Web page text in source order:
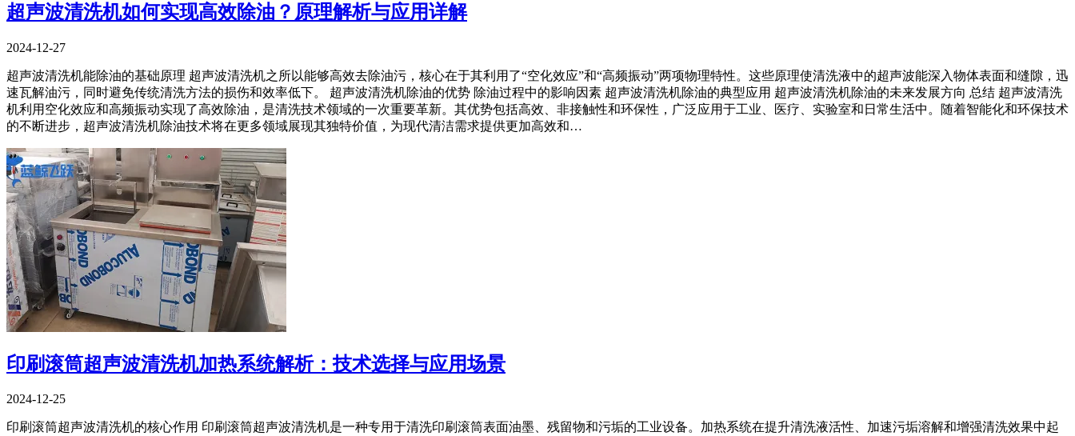
超声波清洗机如何实现高效除油？原理解析与应用详解
2024-12-27
超声波清洗机能除油的基础原理 超声波清洗机之所以能够高效去除油污，核心在于其利用了“空化效应”和“高频振动”两项物理特性。这些原理使清洗液中的超声波能深入物体表面和缝隙，迅
速瓦解油污，同时避免传统清洗方法的损伤和效率低下。 超声波清洗机除油的优势 除油过程中的影响因素 超声波清洗机除油的典型应用 超声波清洗机除油的未来发展方向 总结 超声波清洗
机利用空化效应和高频振动实现了高效除油，是清洗技术领域的一次重要革新。其优势包括高效、非接触性和环保性，广泛应用于工业、医疗、实验室和日常生活中。随着智能化和环保技术
的不断进步，超声波清洗机除油技术将在更多领域展现其独特价值，为现代清洁需求提供更加高效和…
印刷滚筒超声波清洗机加热系统解析：技术选择与应用场景
2024-12-25
印刷滚筒超声波清洗机的核心作用 印刷滚筒超声波清洗机是一种专用于清洗印刷滚筒表面油墨、残留物和污垢的工业设备。加热系统在提升清洗液活性、加速污垢溶解和增强清洗效果中起